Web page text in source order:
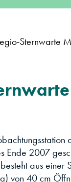
Sternwarte
Ende 2007
aus einer
von 40 cm